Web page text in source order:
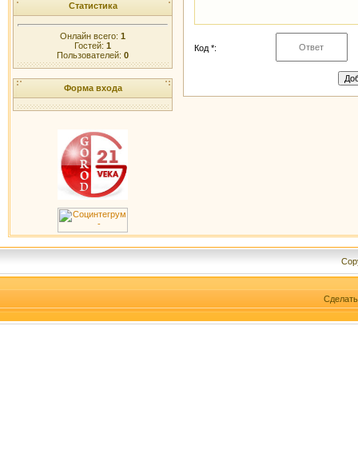
Статистика
Онлайн всего: 1
Гостей: 1
Пользователей: 0
Форма входа
Код *: